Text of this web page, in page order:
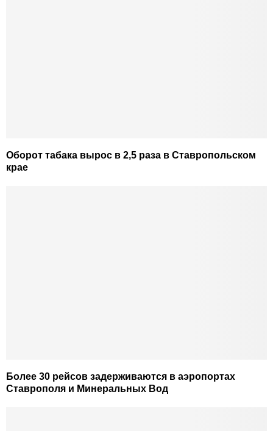
Оборот табака вырос в 2,5 раза в Ставропольском
крае
Более 30 рейсов задерживаются в аэропортах
Ставрополя и Минеральных Вод